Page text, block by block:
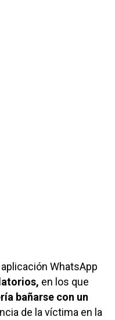
WhatsApp
en los que
bañarse con un
de la víctima en la